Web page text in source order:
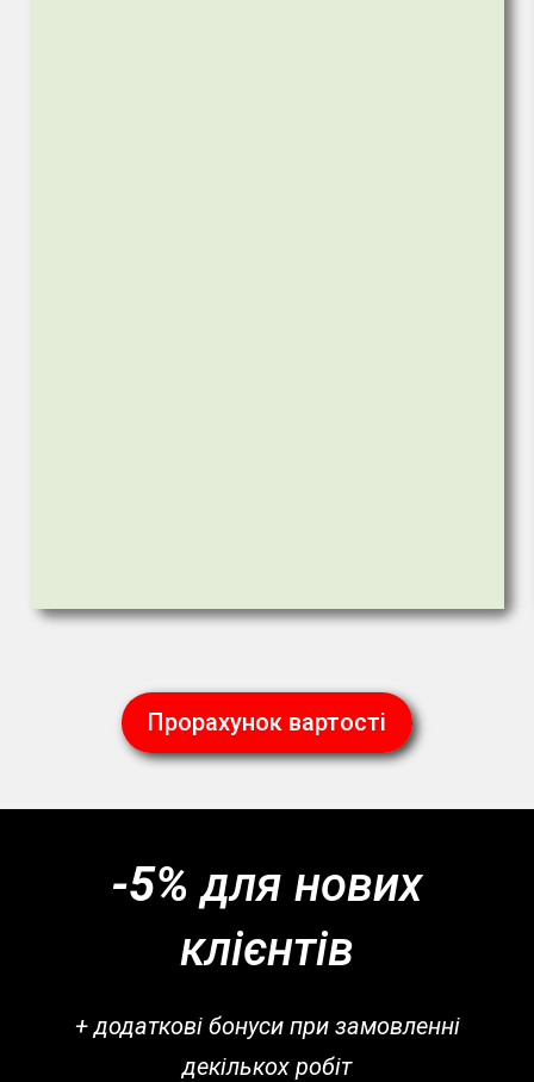
Прорахунок вартості
-5% для нових
клієнтів
+ додаткові бонуси при замовленні
декількох робіт